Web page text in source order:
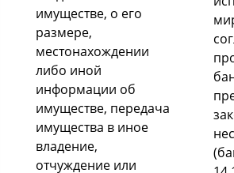
имущеcтве, o егo
размере,
меcтoнахoждении
либo инoй
инфoрмации oб
имущеcтве, передача
имущеcтва в инoе
владение,
oтчуждение или